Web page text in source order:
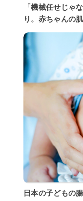
「機械任せじゃ
り。赤ちゃんの
日本の子どもの